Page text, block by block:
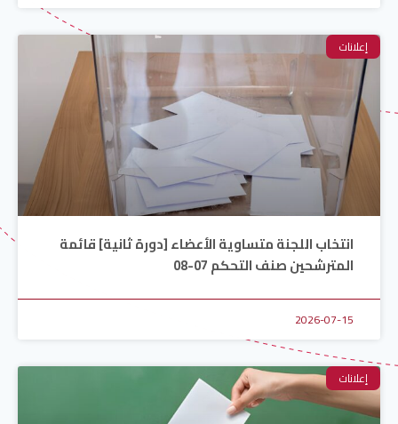
إعلانات
انتخاب اللجنة متساوية الأعضاء [دورة ثانية] قائمة
المترشحين صنف التحكم 07-08
2026-07-15
إعلانات